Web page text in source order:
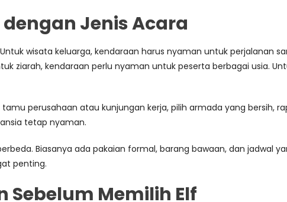
Jenis Acara
wisata keluarga, kendaraan harus nyaman untuk perjalanan
ziarah, kendaraan perlu nyaman untuk peserta berbagai usia.
perusahaan atau kunjungan kerja, pilih armada yang bersih,
tetap nyaman.
Biasanya ada pakaian formal, barang bawaan, dan jadwal
penting.
Sebelum Memilih Elf